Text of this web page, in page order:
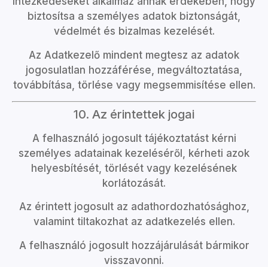
biztosítsa a személyes adatok biztonságát,
védelmét és bizalmas kezelését.
Az Adatkezelő mindent megtesz az adatok
jogosulatlan hozzáférése, megváltoztatása,
továbbítása, törlése vagy megsemmisítése ellen.
10. Az érintettek jogai
A felhasználó jogosult tájékoztatást kérni
személyes adatainak kezeléséről, kérheti azok
helyesbítését, törlését vagy kezelésének
korlátozását.
Az érintett jogosult az adathordozhatósághoz,
valamint tiltakozhat az adatkezelés ellen.
A felhasználó jogosult hozzájárulását bármikor
visszavonni.